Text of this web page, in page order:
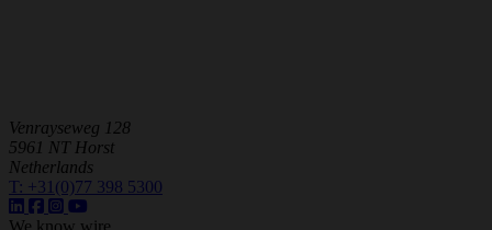
Venrayseweg 128
5961 NT Horst
Netherlands
T: +31(0)77 398 5300
We know wire